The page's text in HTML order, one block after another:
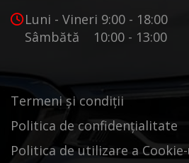
Luni - Vineri 9:00 - 18:00
Sâmbătă 10:00 - 13:00
Termeni și condiții
Politica de confidențialitate
Politica de utilizare a